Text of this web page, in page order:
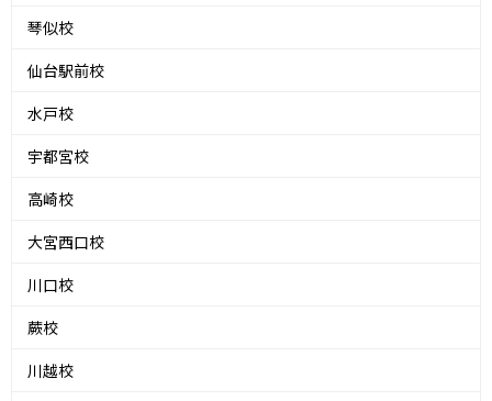
琴似校
仙台駅前校
水戸校
宇都宮校
高崎校
大宮西口校
川口校
蕨校
川越校